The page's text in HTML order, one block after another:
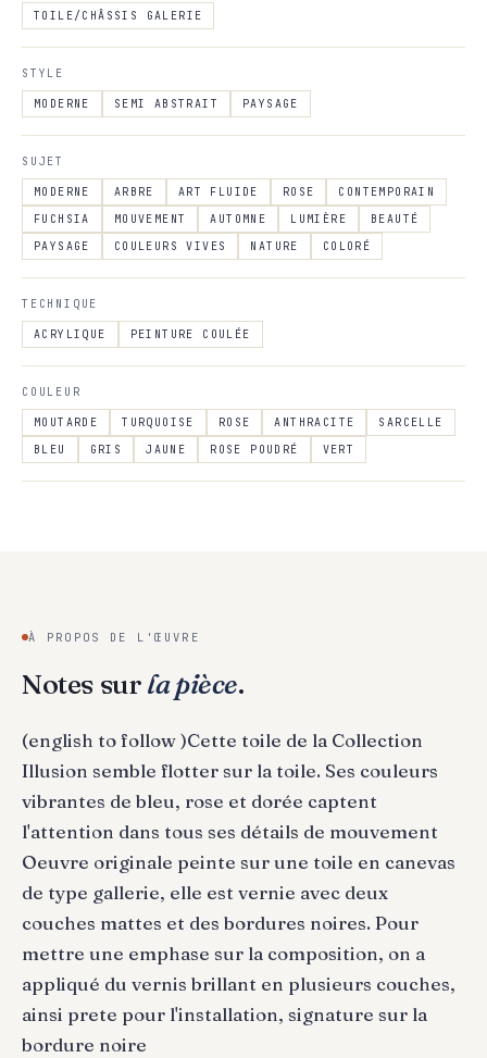
TOILE/CHÂSSIS GALERIE
STYLE
MODERNE SEMI ABSTRAIT PAYSAGE
SUJET
MODERNE ARBRE ART FLUIDE ROSE
CONTEMPORAIN
FUCHSIA
MOUVEMENT AUTOMNE LUMIÈRE
BEAUTÉ
PAYSAGE
COULEURS VIVES NATURE COLORÉ
TECHNIQUE
ACRYLIQUE PEINTURE COULÉE
COULEUR
MOUTARDE TURQUOISE ROSE ANTHRACITE
SARCELLE
BLEU
GRIS JAUNE ROSE POUDRÉ VERT
À PROPOS DE L'ŒUVRE
Notes surla pièce.
(english to follow )Cette toile de la Collection
Illusion semble flotter sur la toile. Ses couleurs
vibrantes de bleu, rose et dorée captent
l'attention dans tous ses détails de mouvement
Oeuvre originale peinte sur une toile en canevas
de type gallerie, elle est vernie avec deux
couches mattes et des bordures noires. Pour
mettre une emphase sur la composition, on a
appliqué du vernis brillant en plusieurs couches,
ainsi prete pour l'installation, signature sur la
bordure noire